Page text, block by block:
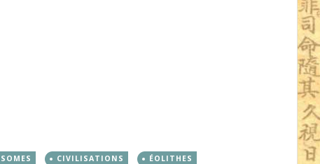
CIVILISATIONS
ÉOLITHES